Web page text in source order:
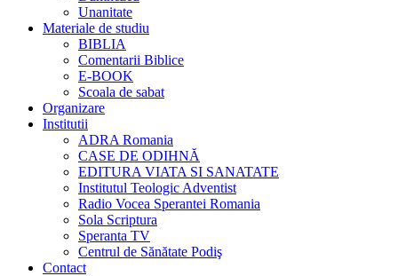
Unanitate
Materiale de studiu
BIBLIA
Comentarii Biblice
E-BOOK
Scoala de sabat
Organizare
Institutii
ADRA Romania
CASE DE ODIHNĂ
EDITURA VIATA SI SANATATE
Institutul Teologic Adventist
Radio Vocea Sperantei Romania
Sola Scriptura
Speranta TV
Centrul de Sănătate Podiş
Contact